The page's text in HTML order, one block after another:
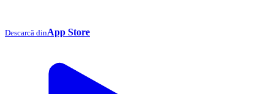
Descarcă dinApp Store